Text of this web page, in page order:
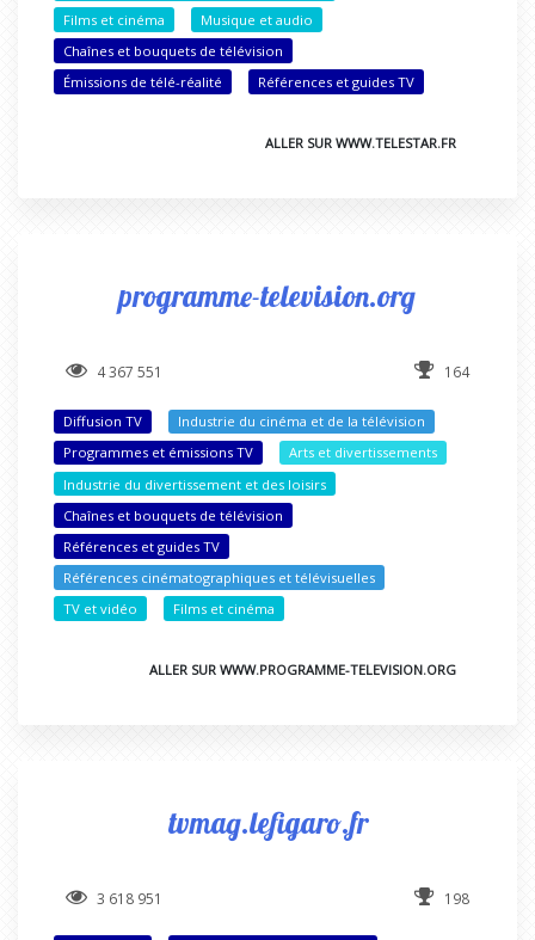
Films et cinéma
Musique et audio
Chaînes et bouquets de télévision
Émissions de télé-réalité
Références et guides TV
ALLER SUR WWW.TELESTAR.FR
programme-television.org
4 367 551 164
Diffusion TV
Industrie du cinéma et de la télévision
Programmes et émissions TV
Arts et divertissements
Industrie du divertissement et des loisirs
Chaînes et bouquets de télévision
Références et guides TV
Références cinématographiques et télévisuelles
TV et vidéo
Films et cinéma
ALLER SUR WWW.PROGRAMME-TELEVISION.ORG
tvmag.lefigaro.fr
3 618 951 198